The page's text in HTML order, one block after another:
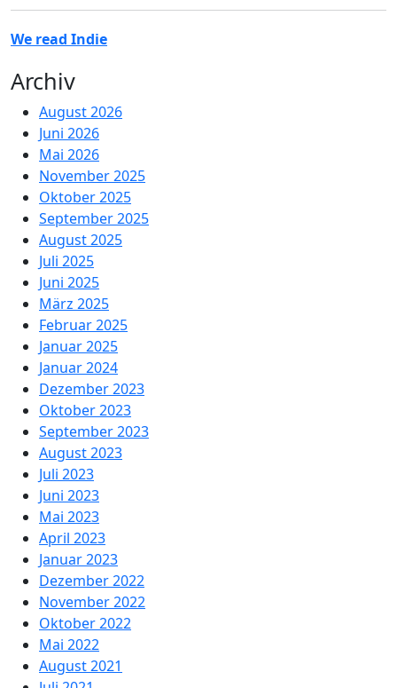
We read Indie
Archiv
August 2026
Juni 2026
Mai 2026
November 2025
Oktober 2025
September 2025
August 2025
Juli 2025
Juni 2025
März 2025
Februar 2025
Januar 2025
Januar 2024
Dezember 2023
Oktober 2023
September 2023
August 2023
Juli 2023
Juni 2023
Mai 2023
April 2023
Januar 2023
Dezember 2022
November 2022
Oktober 2022
Mai 2022
August 2021